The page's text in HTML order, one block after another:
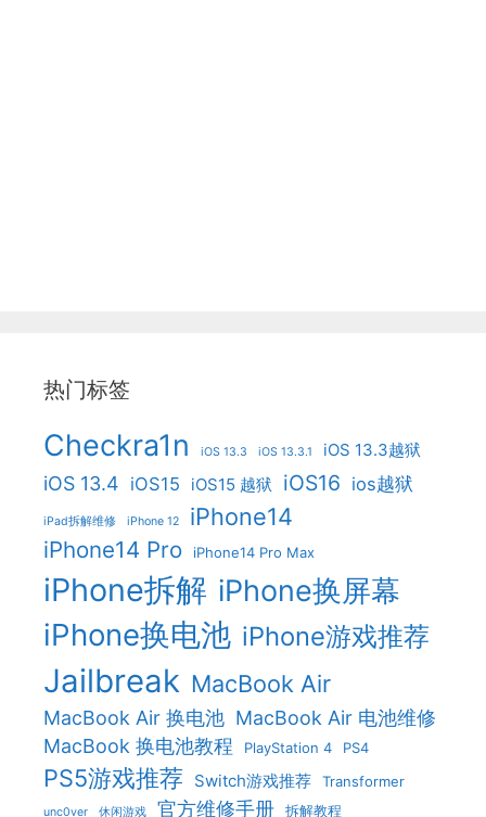
热门标签
Checkra1n iOS 13.3 iOS 13.3.1 iOS 13.3越狱
iOS 13.4 iOS15 iOS15 越狱 iOS16 ios越狱
iPad拆解维修 iPhone 12 iPhone14
iPhone14 Pro iPhone14 Pro Max
iPhone拆解 iPhone换屏幕
iPhone换电池 iPhone游戏推荐
Jailbreak MacBook Air
MacBook Air 换电池 MacBook Air 电池维修
MacBook 换电池教程
PlayStation 4 PS4
PS5游戏推荐 Switch游戏推荐 Transformer
unc0ver 休闲游戏 官方维修手册 拆解教程